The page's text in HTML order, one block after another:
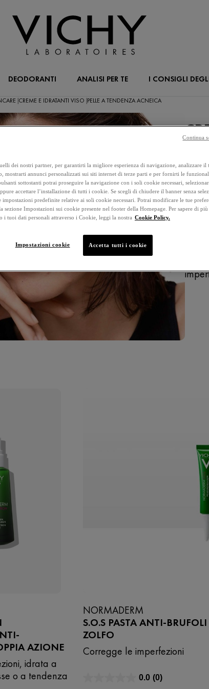
DEODORANTI ANALISI PER TE I CONSIGLI
CREME E IDRATANTI VISO PELLE A TENDENZA ACNEICA
Nel
di
AZIONE
idrata a
o a tendenza
NORMADERM
S.O.S PASTA ANTI-
ZOLFO
Corregge le imperfezioni
0.0 (0)
dei nostri partner, per garantirti la migliore esperienza di navigazione, analizzare il
mostrarti annunci personalizzati sui siti internet di terze parti e per fornirti le
sottostanti potrai proseguire la navigazione con i soli cookie necessari,
accettare l’installazione di tutti i cookie. Se scegli di chiudere il banner senza
impostazioni predefinite relative ai soli cookie necessari. Potrai modificare le tue
sezione Impostazioni sui cookie presente nel footer della Homepage. Per sapere di più
i tuoi dati personali attraverso i Cookie, leggi la nostra Cookie Policy.
Impostazioni cookie Accetta tutti i cookie
Continua